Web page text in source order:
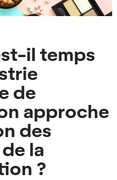
il temps
de
approche
des
la
?